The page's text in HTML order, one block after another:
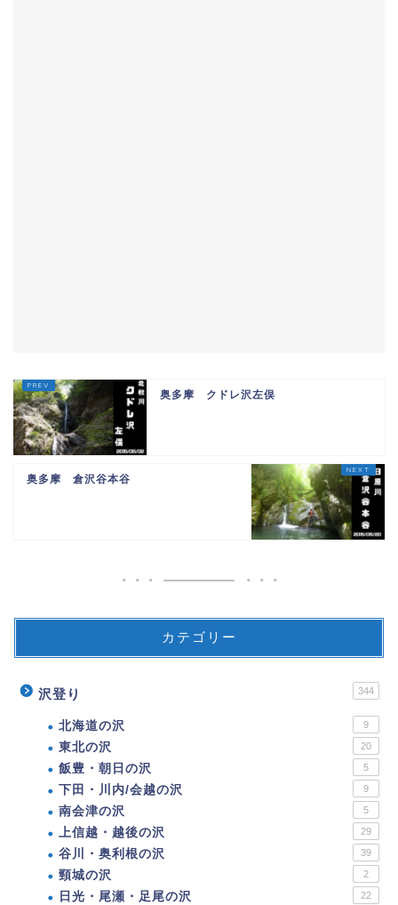
奥多摩 クドレ沢左俣
奥多摩 倉沢谷本谷
カテゴリー
沢登り 344
北海道の沢 9
東北の沢 20
飯豊・朝日の沢 5
下田・川内/会越の沢 9
南会津の沢 5
上信越・越後の沢 29
谷川・奥利根の沢 39
頸城の沢 2
日光・尾瀬・足尾の沢 22